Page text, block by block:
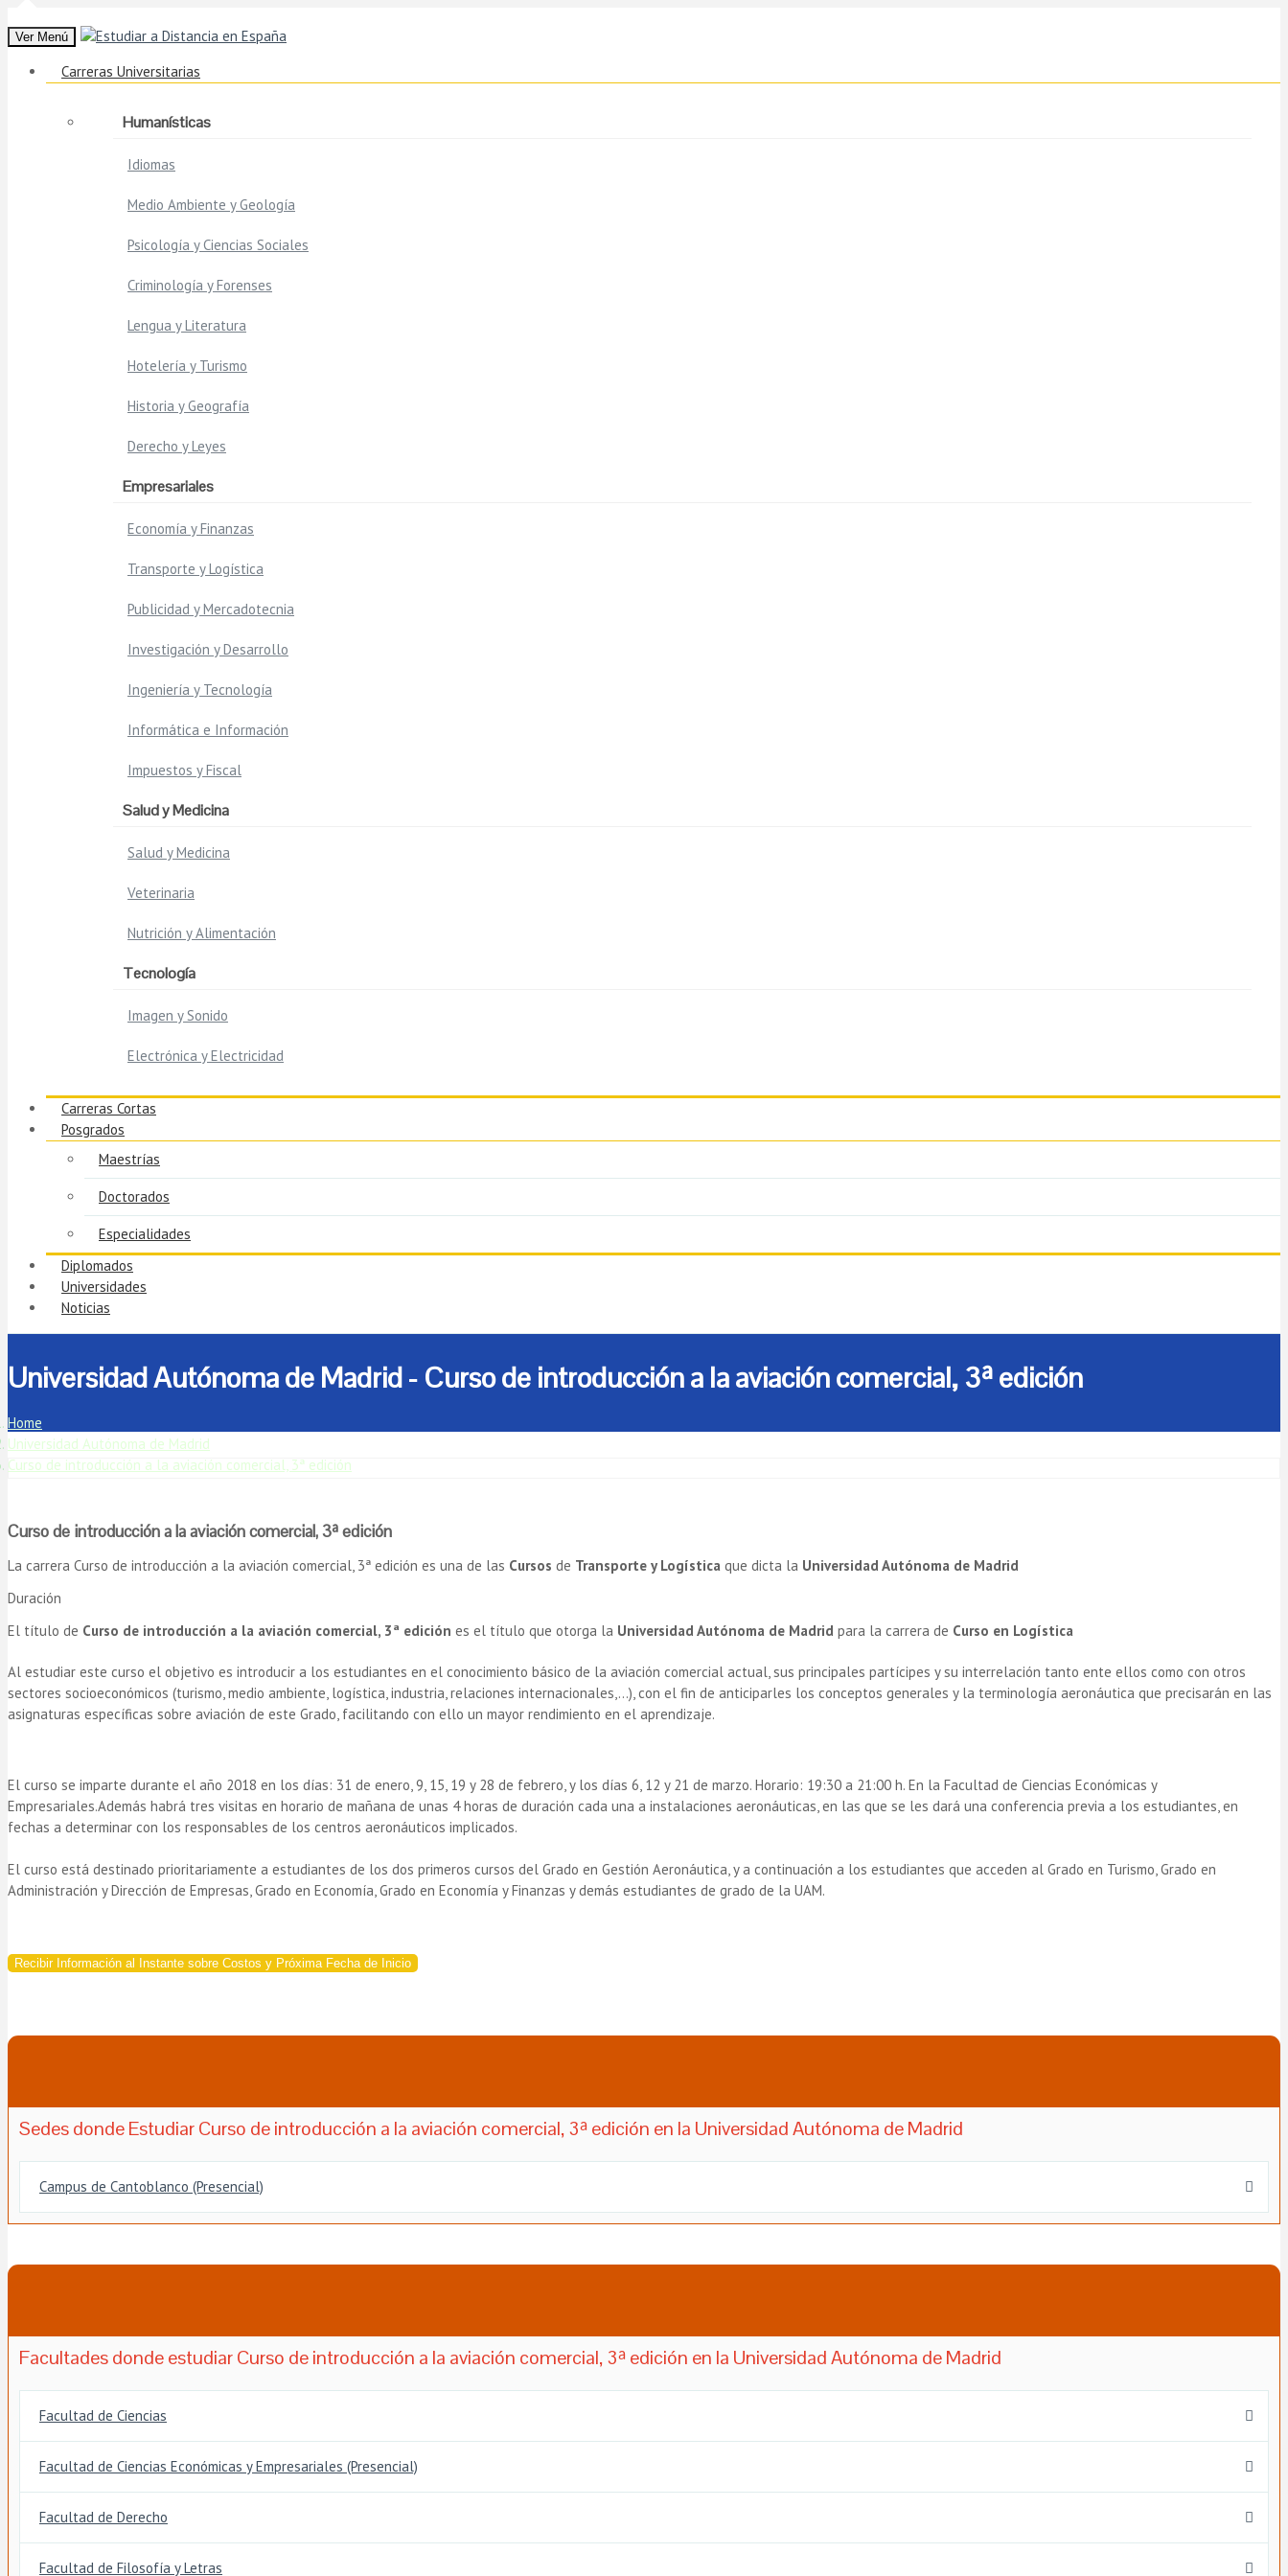
Ver Menú
Carreras Universitarias
Humanísticas
Idiomas
Medio Ambiente y Geología
Psicología y Ciencias Sociales
Criminología y Forenses
Lengua y Literatura
Hotelería y Turismo
Historia y Geografía
Derecho y Leyes
Empresariales
Economía y Finanzas
Transporte y Logística
Publicidad y Mercadotecnia
Investigación y Desarrollo
Ingeniería y Tecnología
Informática e Información
Impuestos y Fiscal
Salud y Medicina
Salud y Medicina
Veterinaria
Nutrición y Alimentación
Tecnología
Imagen y Sonido
Electrónica y Electricidad
Carreras Cortas
Posgrados
Maestrías
Doctorados
Especialidades
Diplomados
Universidades
Noticias
Universidad Autónoma de Madrid - Curso de introducción a la aviación comercial, 3ª edición
Home
Universidad Autónoma de Madrid
Curso de introducción a la aviación comercial, 3ª edición
Curso de introducción a la aviación comercial, 3ª edición
La carrera Curso de introducción a la aviación comercial, 3ª edición es una de las Cursos de Transporte y Logística que dicta la Universidad Autónoma de Madrid
Duración
El título de Curso de introducción a la aviación comercial, 3ª edición es el título que otorga la Universidad Autónoma de Madrid para la carrera de Curso en Logística
Al estudiar este curso el objetivo es introducir a los estudiantes en el conocimiento básico de la aviación comercial actual, sus principales partícipes y su interrelación tanto ente ellos como con otros
sectores socioeconómicos (turismo, medio ambiente, logística, industria, relaciones internacionales,…), con el fin de anticiparles los conceptos generales y la terminología aeronáutica que precisarán en las
asignaturas específicas sobre aviación de este Grado, facilitando con ello un mayor rendimiento en el aprendizaje.
El curso se imparte durante el año 2018 en los días: 31 de enero, 9, 15, 19 y 28 de febrero, y los días 6, 12 y 21 de marzo. Horario: 19:30 a 21:00 h. En la Facultad de Ciencias Económicas y
Empresariales.Además habrá tres visitas en horario de mañana de unas 4 horas de duración cada una a instalaciones aeronáuticas, en las que se les dará una conferencia previa a los estudiantes, en
fechas a determinar con los responsables de los centros aeronáuticos implicados.
El curso está destinado prioritariamente a estudiantes de los dos primeros cursos del Grado en Gestión Aeronáutica, y a continuación a los estudiantes que acceden al Grado en Turismo, Grado en
Administración y Dirección de Empresas, Grado en Economía, Grado en Economía y Finanzas y demás estudiantes de grado de la UAM.
Recibir Información al Instante sobre Costos y Próxima Fecha de Inicio
Sedes donde Estudiar Curso de introducción a la aviación comercial, 3ª edición en la Universidad Autónoma de Madrid
Campus de Cantoblanco (Presencial)
Facultades donde estudiar Curso de introducción a la aviación comercial, 3ª edición en la Universidad Autónoma de Madrid
Facultad de Ciencias
Facultad de Ciencias Económicas y Empresariales (Presencial)
Facultad de Derecho
Facultad de Filosofía y Letras